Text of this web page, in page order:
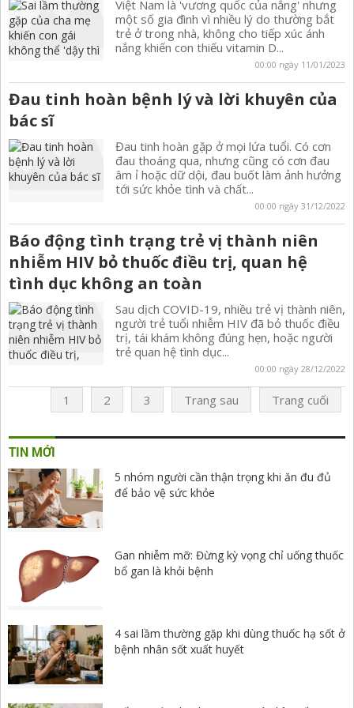
Việt Nam là 'vương quốc của nắng' nhưng
một số gia đình vì nhiều lý do thường bắt
trẻ ở trong nhà, không cho tiếp xúc ánh
nắng khiến con thiếu vitamin D...
00:00 ngày 11/01/2023
Đau tinh hoàn bệnh lý và lời khuyên của
bác sĩ
Đau tinh hoàn gặp ở mọi lứa tuổi. Có cơn
đau thoáng qua, nhưng cũng có cơn đau
âm ỉ hoặc dữ dội, đau buốt làm ảnh hưởng
tới sức khỏe tình và chất...
00:00 ngày 31/12/2022
Báo động tình trạng trẻ vị thành niên
nhiễm HIV bỏ thuốc điều trị, quan hệ
tình dục không an toàn
Sau dịch COVID-19, nhiều trẻ vị thành niên,
người trẻ tuổi nhiễm HIV đã bỏ thuốc điều
trị, tái khám không đúng hẹn, hoặc người
trẻ quan hệ tình dục...
00:00 ngày 28/12/2022
1 2 3 Trang sau Trang cuối
TIN MỚI
5 nhóm người cần thận trọng khi ăn đu đủ
để bảo vệ sức khỏe
Gan nhiễm mỡ: Đừng kỳ vọng chỉ uống thuốc
bổ gan là khỏi bệnh
4 sai lầm thường gặp khi dùng thuốc hạ sốt ở
bệnh nhân sốt xuất huyết